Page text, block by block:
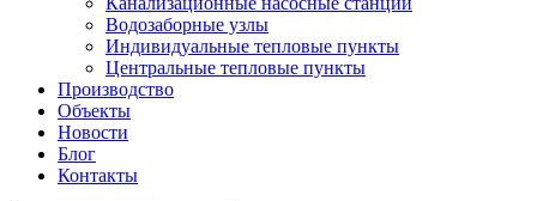
Водозаборные узлы
Индивидуальные тепловые пункты
Центральные тепловые пункты
Производство
Объекты
Новости
Блог
Контакты